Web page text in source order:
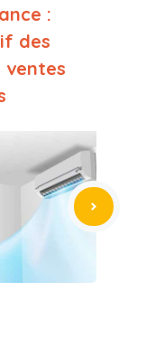
:
des
ventes